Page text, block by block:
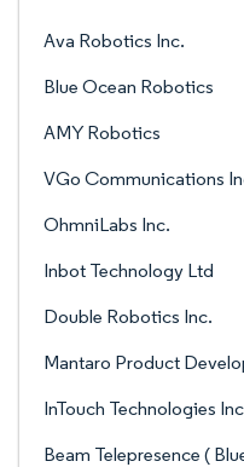
Ava Robotics Inc.
Blue Ocean Robotics
AMY Robotics
VGo Communications
OhmniLabs Inc.
Inbot Technology Ltd
Double Robotics Inc.
Mantaro Product
InTouch Technologies
Beam Telepresence (